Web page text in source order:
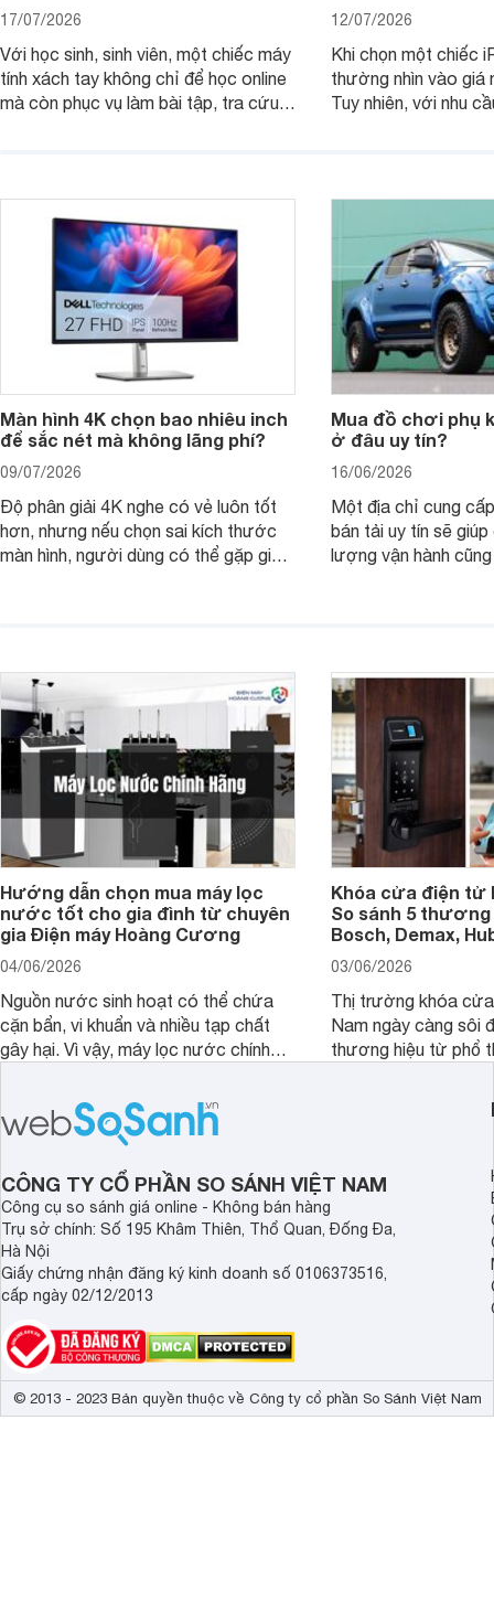
17/07/2026
Với học sinh, sinh viên, một chiếc máy
tính xách tay không chỉ để học online
mà còn phục vụ làm bài tập, tra cứu,
thay vì chỉ so sánh cấu hình trên giấy.
12/07/2026
Khi chọn một chiếc
thường nhìn vào
Tuy nhiên, với nhu
không, dùng được
Màn hình 4K chọn bao nhiêu inch
để sắc nét mà không lãng phí?
09/07/2026
Độ phân giải 4K nghe có vẻ luôn tốt
hơn, nhưng nếu chọn sai kích thước
màn hình, người dùng có thể gặp giao
Mua đồ chơi phụ
ở đâu uy tín?
16/06/2026
Một địa chỉ cung
bán tải uy tín sẽ
lượng vận hành
Hướng dẫn chọn mua máy lọc
nước tốt cho gia đình từ chuyên
gia Điện máy Hoàng Cương
04/06/2026
Nguồn nước sinh hoạt có thể chứa
cặn bẩn, vi khuẩn và nhiều tạp chất
gây hại. Vì vậy, máy lọc nước chính
sức khỏe và đảm bảo nguồn nước
sạch cho cả gia đình.
Khóa cửa điện tử
So sánh 5 thương
Bosch, Demax,
03/06/2026
Thị trường khóa
Nam ngày càng sôi
thương hiệu từ phổ
cửa điện tử hãng
sẽ so sánh 5
Demax, Hubert và
CÔNG TY CỔ PHẦN SO SÁNH VIỆT NAM
Công cụ so sánh giá online - Không bán hàng
Trụ sở chính: Số 195 Khâm Thiên, Thổ Quan, Đống Đa,
Hà Nội
Giấy chứng nhận đăng ký kinh doanh số 0106373516,
cấp ngày 02/12/2013
© 2013 - 2023 Bản quyền thuộc về Công ty cổ phần So Sánh Việt Nam